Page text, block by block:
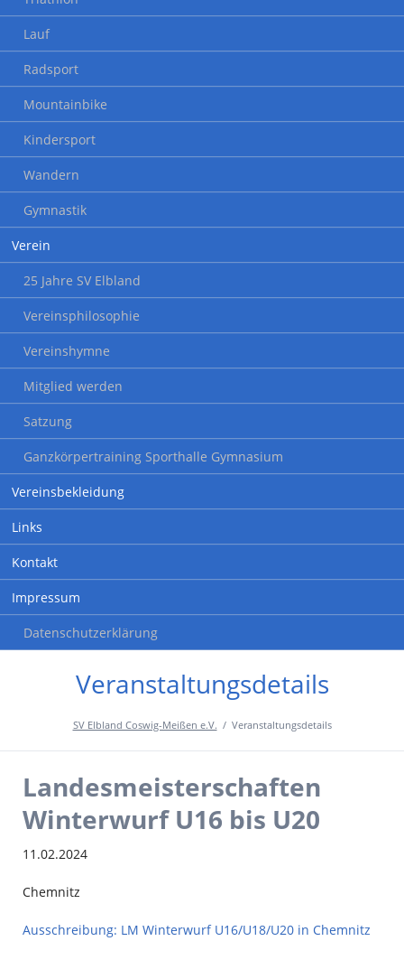
Lauf
Radsport
Mountainbike
Kindersport
Wandern
Gymnastik
Verein
25 Jahre SV Elbland
Vereinsphilosophie
Vereinshymne
Mitglied werden
Satzung
Ganzkörpertraining Sporthalle Gymnasium
Vereinsbekleidung
Links
Kontakt
Impressum
Datenschutzerklärung
Veranstaltungsdetails
SV Elbland Coswig-Meißen e.V. Veranstaltungsdetails
Landesmeisterschaften
Winterwurf U16 bis U20
11.02.2024
Chemnitz
Ausschreibung: LM Winterwurf U16/U18/U20 in Chemnitz